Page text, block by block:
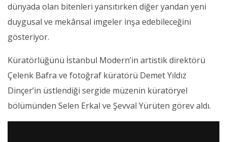
dünyada olan bitenleri yansıtırken diğer yandan yeni
duygusal ve mekânsal imgeler inşa edebileceğini
gösteriyor.
Küratörlüğünü İstanbul Modern’in artistik direktörü
Çelenk Bafra ve fotoğraf küratörü Demet Yıldız
Dinçer’in üstlendiği sergide müzenin küratöryel
bölümünden Selen Erkal ve Şevval Yürüten görev aldı.